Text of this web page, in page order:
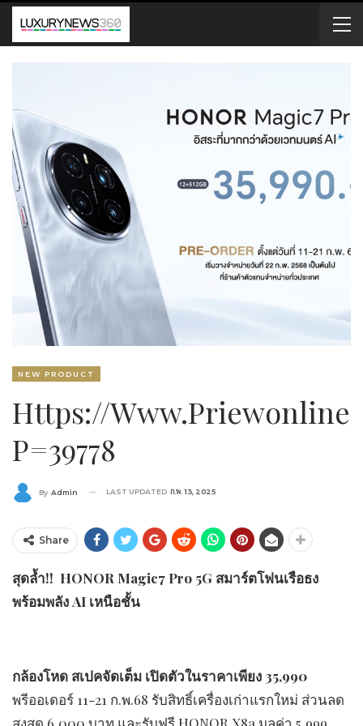
NEW PRODUCT
Https://
P=39778
By Admin LAST UPDATED ก.พ. 13, 2025
Share
สุดล้ำ!! HONOR Magic7 Pro 5G สมาร์ตโฟนเรือธง
พร้อมพลัง AI เหนือชั้น
กล้องโหด สเปคจัดเต็ม เปิดตัวในราคาเพียง 35,990
พรีออเดอร์ 11-21 ก.พ.68 รับสิทธิ์เครื่องเก่าแรกใหม่ ส่วนลด
สูงสุด 6,000 บาท และรับฟรี HONOR X8a มูลค่า 5,999